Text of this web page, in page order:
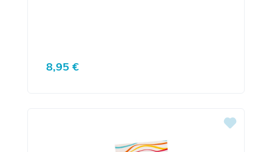
Regulärer Preis:
8,95 €